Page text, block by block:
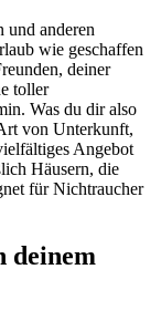
und anderen
wie geschaffen
deiner
toller
Was du dir also
von Unterkunft,
Angebot
Häusern, die
für Nichtraucher
deinem